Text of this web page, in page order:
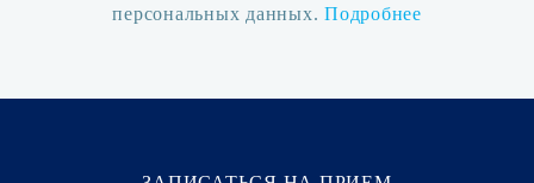
персональных данных. Подробнее